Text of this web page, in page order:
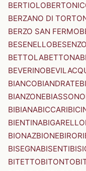
BERTIOLO
BERZANO DI
BERZO SAN FERMO
BESENELLO
BETTOLABETTONA
BEVERINO
BIANCOBIANDRATE
BIANZONEBIASSONO
BIBIANABICCARI
BIENTINABIGARELLO
BIONAZBIONEBIRORI
BISEGNABISENTI
BITETTOBITONTO